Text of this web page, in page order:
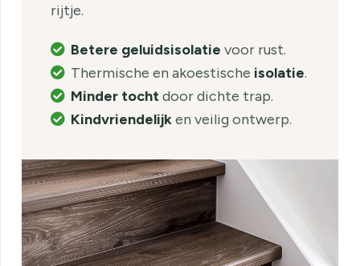
rijtje.
Betere geluidsisolatie voor rust.
Thermische en akoestische isolatie.
Minder tochtdoor dichte trap.
Kindvriendelijken veilig ontwerp.